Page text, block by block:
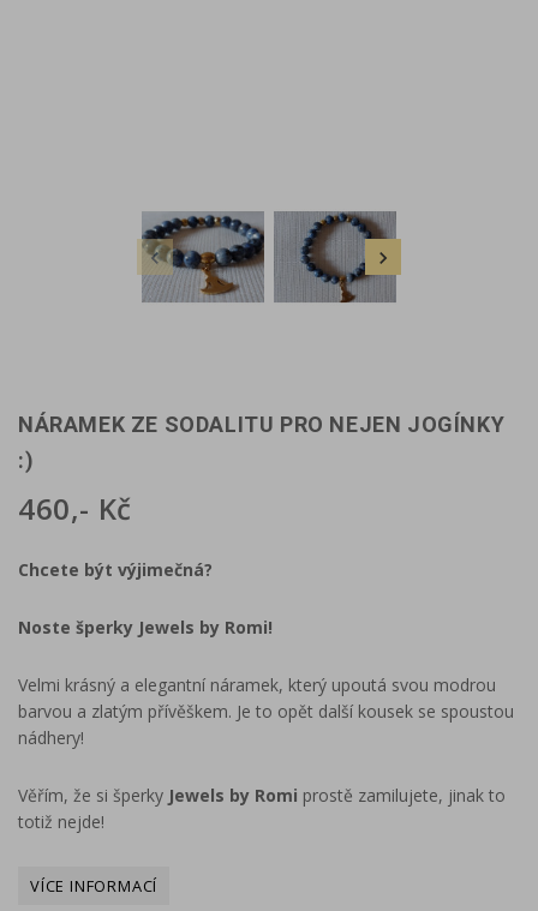
 
NÁRAMEK ZE SODALITU PRO NEJEN JOGÍNKY
:)
460,- Kč
Chcete být výjimečná?
Noste šperky Jewels by Romi!
Velmi krásný a elegantní náramek, který upoutá svou modrou
barvou a zlatým přívěškem. Je to opět další kousek se spoustou
nádhery!
Věřím, že si šperky Jewels by Romi prostě zamilujete, jinak to
totiž nejde!